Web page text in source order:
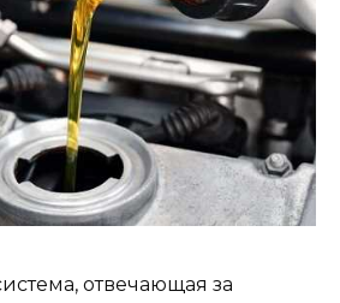
отвечающая за